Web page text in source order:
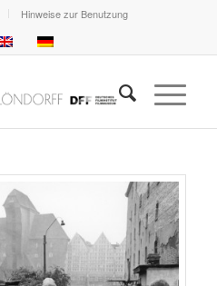
Hinweise zur Benutzung